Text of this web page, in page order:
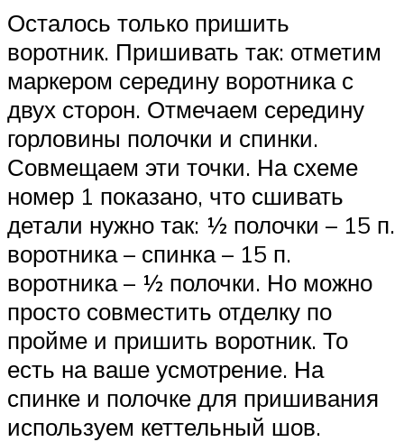
Осталось только пришить
воротник. Пришивать так: отметим
маркером середину воротника с
двух сторон. Отмечаем середину
горловины полочки и спинки.
Совмещаем эти точки. На схеме
номер 1 показано, что сшивать
детали нужно так: ½ полочки – 15 п.
воротника – спинка – 15 п.
воротника – ½ полочки. Но можно
просто совместить отделку по
пройме и пришить воротник. То
есть на ваше усмотрение. На
спинке и полочке для пришивания
используем кеттельный шов.